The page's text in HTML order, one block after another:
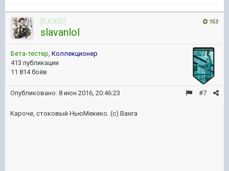
153
[FJORD]
slavanlol
Бета-тестер Коллекционер
413 публикации
11 814 боёв
#7
Опубликовано: 8 июн 2016, 20:46:23
Кароче, стоковый НьюМекико. (с) Ванга